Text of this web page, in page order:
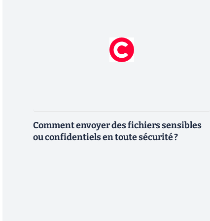
Comment envoyer des fichiers sensibles
ou confidentiels en toute sécurité ?